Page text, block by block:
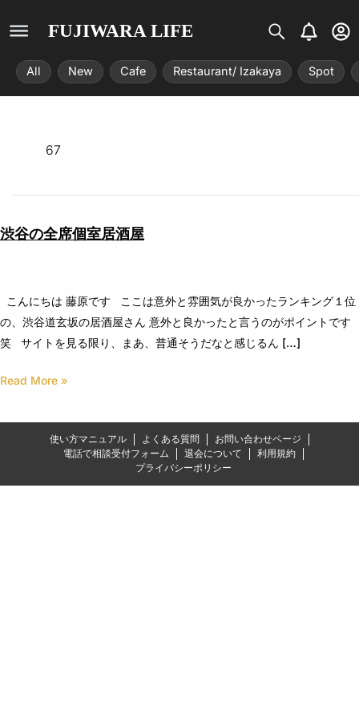
FUJIWARA LIFE
S
i
s
t
r
B
e
l
l
U
s
e
r
-
All New Cafe Restaurant/ Izakaya Spot
67
渋谷の全席個室居酒屋
こんにちは 藤原です ここは意外と雰囲気が良かったランキング１位
の、渋谷道玄坂の居酒屋さん 意外と良かったと言うのがポイントです
笑 サイトを見る限り、まあ、普通そうだなと感じるん […]
Read More »
使い方マニュアル よくある質問
お問い合わせページ
電話で相談受付フォーム
退会について
利用規約
プライバシーポリシー